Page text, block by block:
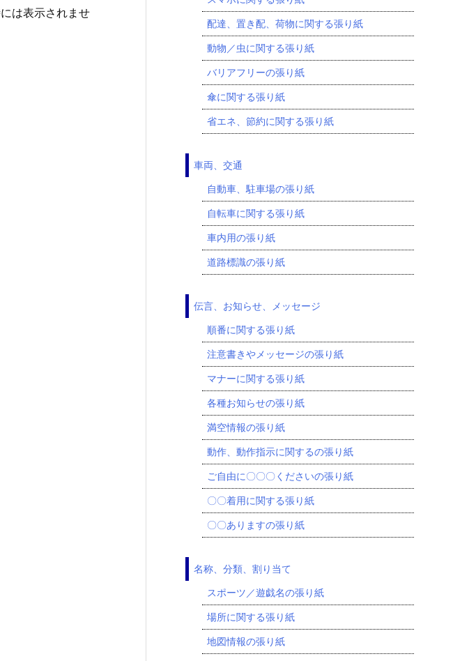
は表示されませ
配達、置き配、荷物に関する張り紙
動物／虫に関する張り紙
バリアフリーの張り紙
傘に関する張り紙
省エネ、節約に関する張り紙
車両、交通
自動車、駐車場の張り紙
自転車に関する張り紙
車内用の張り紙
道路標識の張り紙
伝言、お知らせ、メッセージ
順番に関する張り紙
注意書きやメッセージの張り紙
マナーに関する張り紙
各種お知らせの張り紙
満空情報の張り紙
動作、動作指示に関するの張り紙
ご自由に〇〇〇くださいの張り紙
〇〇着用に関する張り紙
〇〇ありますの張り紙
名称、分類、割り当て
スポーツ／遊戯名の張り紙
場所に関する張り紙
地図情報の張り紙